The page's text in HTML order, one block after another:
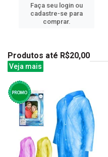
Faça seu login ou
cadastre-se para
comprar.
Produtos até R$20,00
Veja mais